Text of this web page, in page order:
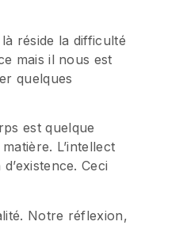
réside la difficulté
mais il nous est
quelques
est quelque
L’intellect
Ceci
Notre réflexion,